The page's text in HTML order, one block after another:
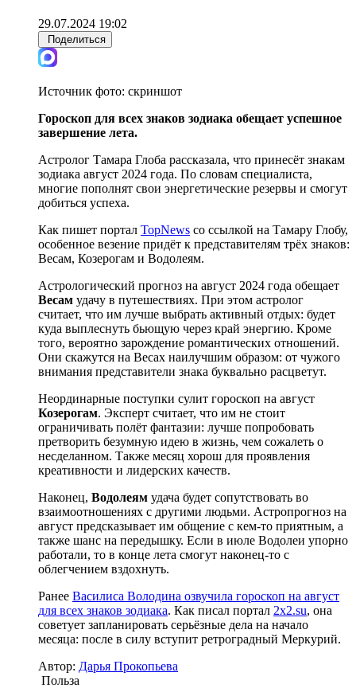
29.07.2024 19:02
Поделиться
Источник фото: скриншот
Гороскоп для всех знаков зодиака обещает успешное
завершение лета.
Астролог Тамара Глоба рассказала, что принесёт знакам
зодиака август 2024 года. По словам специалиста,
многие пополнят свои энергетические резервы и смогут
добиться успеха.
Как пишет портал TopNews со ссылкой на Тамару Глобу,
особенное везение придёт к представителям трёх знаков:
Весам, Козерогам и Водолеям.
Астрологический прогноз на август 2024 года обещает
Весам удачу в путешествиях. При этом астролог
считает, что им лучше выбрать активный отдых: будет
куда выплеснуть бьющую через край энергию. Кроме
того, вероятно зарождение романтических отношений.
Они скажутся на Весах наилучшим образом: от чужого
внимания представители знака буквально расцветут.
Неординарные поступки сулит гороскоп на август
Козерогам. Эксперт считает, что им не стоит
ограничивать полёт фантазии: лучше попробовать
претворить безумную идею в жизнь, чем сожалеть о
несделанном. Также месяц хорош для проявления
креативности и лидерских качеств.
Наконец, Водолеям удача будет сопутствовать во
взаимоотношениях с другими людьми. Астропрогноз на
август предсказывает им общение с кем-то приятным, а
также шанс на передышку. Если в июле Водолеи упорно
работали, то в конце лета смогут наконец-то с
облегчением вздохнуть.
Ранее Василиса Володина озвучила гороскоп на август
для всех знаков зодиака. Как писал портал 2x2.su, она
советует запланировать серьёзные дела на начало
месяца: после в силу вступит ретроградный Меркурий.
Автор: Дарья Прокопьева
Польза